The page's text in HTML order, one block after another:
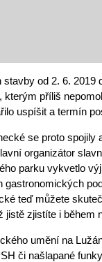
od 2. 6. 2019
kterým příliš
uspíšit a termín
se proto
organizátor
parku vykvetlo
gastronomických
teď můžete
jistě zjistíte i během
umění na
či našlapané